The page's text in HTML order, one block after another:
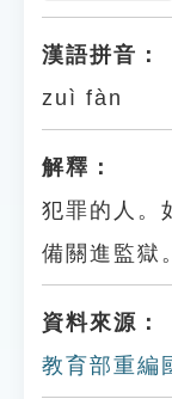
漢語拼音：
zuì fàn
解釋：
犯罪的人。
備關進監獄
資料來源：
教育部重編